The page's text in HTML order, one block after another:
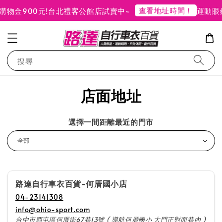
物金900元!台北禮客公館店試賣中~ 查看地址時間！ 運動眼
搜尋
店面地址
選擇一間距離最近的門市
路達自行車衣百貨-何厝國小店
04-23141308
info@ohio-sport.com
台中市西屯區何厝街67巷13號 ( 導航何厝國小 大門正對面巷內 )